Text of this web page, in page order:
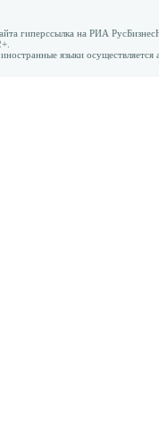
гиперссылка на РИА
языки осуществляется